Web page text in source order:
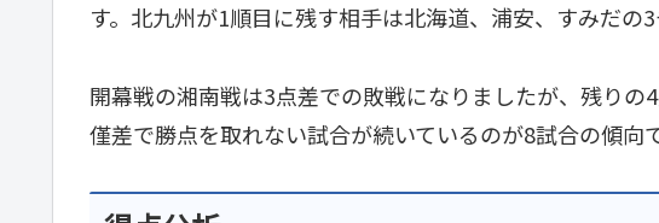
す。北九州が1順目に残す相手は北海道、浦安、すみだの3
開幕戦の湘南戦は3点差での敗戦になりましたが、残りの
僅差で勝点を取れない試合が続いているのが8試合の傾向で